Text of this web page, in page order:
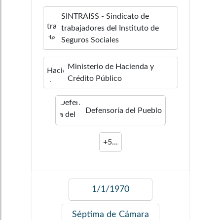
SINTRAISS - Sindicato de
trabajadores del Instituto de
Seguros Sociales
Ministerio de Hacienda y
Crédito Público
Defensorí­a del Pueblo
+5...
1/1/1970
Séptima de Cámara